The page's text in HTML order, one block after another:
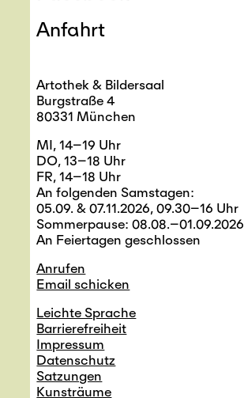
Anfahrt
Artothek & Bildersaal
Burgstraße 4
80331 München
MI, 14–19 Uhr
DO, 13–18 Uhr
FR, 14–18 Uhr
An folgenden Samstagen:
05.09. & 07.11.2026, 09.30–16 Uhr
Sommerpause: 08.08.–01.09.2026
An Feiertagen geschlossen
Anrufen
Email schicken
Leichte Sprache
Barrierefreiheit
Impressum
Datenschutz
Satzungen
Kunsträume